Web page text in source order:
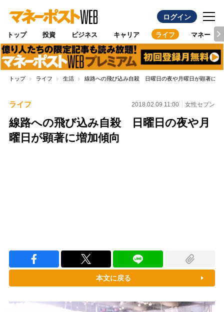
ログイン
トップ 投資 ビジネス キャリア ライフ マネー
トップ ライフ 生活 線路への飛び込み自殺 日曜日の夜や月曜日が顕著に増
ライフ 2018.02.09 11:00 女性セブン
線路への飛び込み自殺 日曜日の夜や月
曜日が顕著に増加傾向
本文に戻る